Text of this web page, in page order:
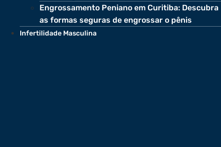
Engrossamento Peniano em Curitiba: Descubra
as formas seguras de engrossar o pênis
Infertilidade Masculina